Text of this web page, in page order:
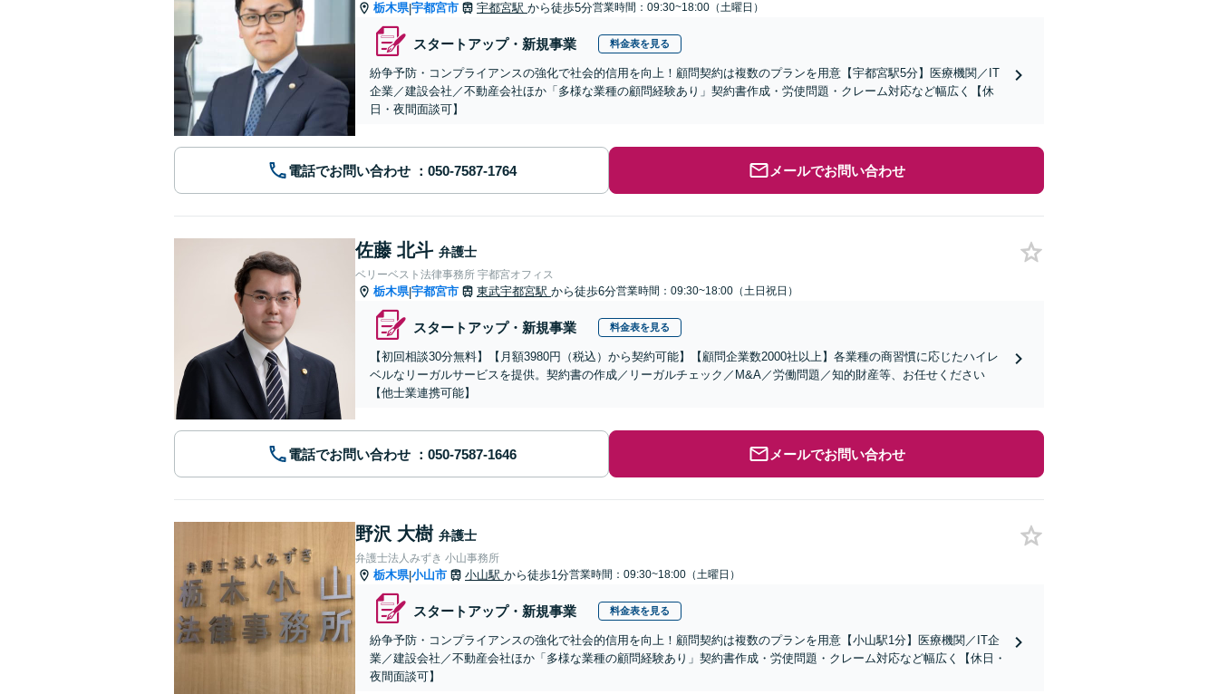
栃木県|宇都宮市 宇都宮駅 から徒歩5分営業時間：09:30~18:00（土曜日）
スタートアップ・新規事業 料金表を見る
紛争予防・コンプライアンスの強化で社会的信用を向上！顧問契約は複数のプランを用意【宇都宮駅5分】医療機関／IT
企業／建設会社／不動産会社ほか「多様な業種の顧問経験あり」契約書作成・労使問題・クレーム対応など幅広く【休
日・夜間面談可】
電話でお問い合わせ メールでお問い合わせ
佐藤 北斗 弁護士
ベリーベスト法律事務所 宇都宮オフィス
栃木県|宇都宮市 東武宇都宮駅 から徒歩6分営業時間：09:30~18:00（土日祝日）
スタートアップ・新規事業 料金表を見る
【初回相談30分無料】【月額3980円（税込）から契約可能】【顧問企業数2000社以上】各業種の商習慣に応じたハイレ
ベルなリーガルサービスを提供。契約書の作成／リーガルチェック／M&A／労働問題／知的財産等、お任せください
【他士業連携可能】
電話でお問い合わせ メールでお問い合わせ
野沢 大樹 弁護士
弁護士法人みずき 小山事務所
栃木県|小山市 小山駅 から徒歩1分営業時間：09:30~18:00（土曜日）
スタートアップ・新規事業 料金表を見る
紛争予防・コンプライアンスの強化で社会的信用を向上！顧問契約は複数のプランを用意【小山駅1分】医療機関／IT企
業／建設会社／不動産会社ほか「多様な業種の顧問経験あり」契約書作成・労使問題・クレーム対応など幅広く【休日・
夜間面談可】